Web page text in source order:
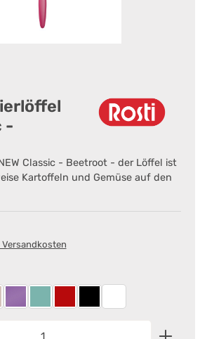
-
Classic - Beetroot - der Löffel ist
Kartoffeln und Gemüse auf den
Versandkosten
LavenderNordic Green
Rot Schwarz
Weiß
Gib den gewünschten Wert ein